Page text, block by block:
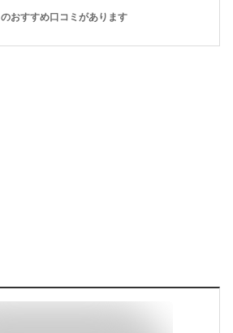
のおすすめ口コミがあります